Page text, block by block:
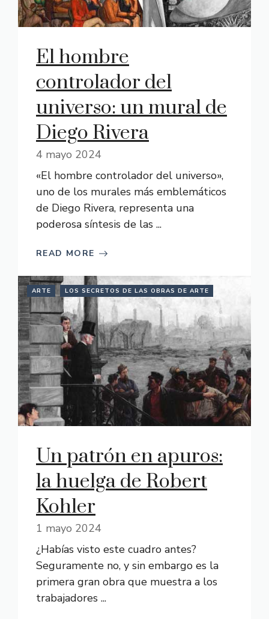
El hombre
controlador del
universo: un mural de
Diego Rivera
4 mayo 2024
«El hombre controlador del universo»,
uno de los murales más emblemáticos
de Diego Rivera, representa una
poderosa síntesis de las ...
READ MORE
ARTE LOS SECRETOS DE LAS OBRAS DE ARTE
Un patrón en apuros:
la huelga de Robert
Kohler
1 mayo 2024
¿Habías visto este cuadro antes?
Seguramente no, y sin embargo es la
primera gran obra que muestra a los
trabajadores ...